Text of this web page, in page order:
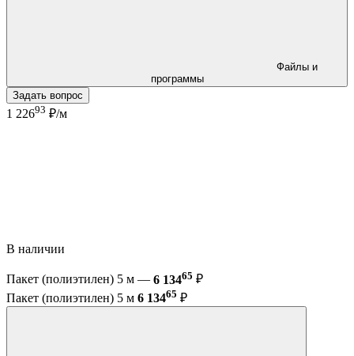
программы
Задать вопрос
1 22693 ₽/м
В наличии
Пакет (полиэтилен) 5 м — 6 13465 ₽
Пакет (полиэтилен) 5 м 6 13465 ₽